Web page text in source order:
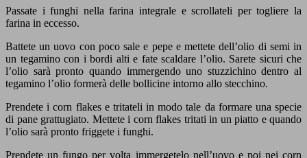
Passate i funghi nella farina integrale e scrollateli per togliere la
farina in eccesso.
Battete un uovo con poco sale e pepe e mettete dell’olio di semi in
un tegamino con i bordi alti e fate scaldare l’olio. Sarete sicuri che
l’olio sarà pronto quando immergendo uno stuzzichino dentro al
tegamino l’olio formerà delle bollicine intorno allo stecchino.
Prendete i corn flakes e tritateli in modo tale da formare una specie
di pane grattugiato. Mettete i corn flakes tritati in un piatto e quando
l’olio sarà pronto friggete i funghi.
Prendete un fungo per volta immergetelo nell’uovo e poi nei corn